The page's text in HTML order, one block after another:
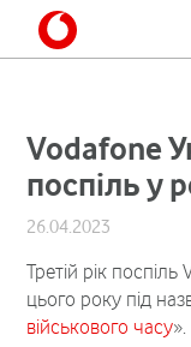
Vodafone
поспіль у
26.04.2023
Третій рік
цього року під
військового часу».